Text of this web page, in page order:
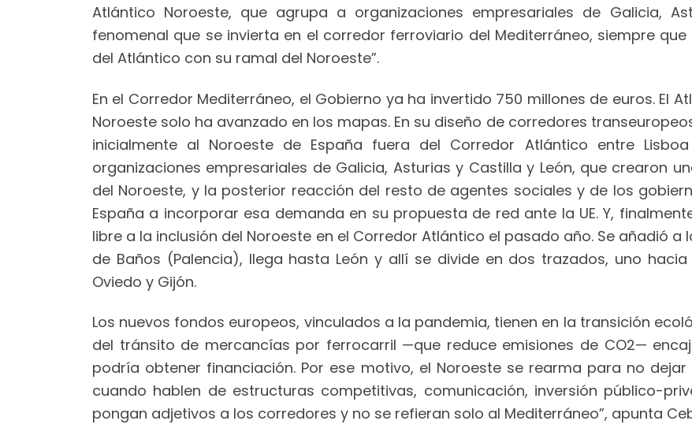
Atlántico Noroeste, que agrupa a organizaciones empresariales de Galicia,
fenomenal que se invierta en el corredor ferroviario del Mediterráneo, siempre
del Atlántico con su ramal del Noroeste”.
En el Corredor Mediterráneo, el Gobierno ya ha invertido 750 millones de euros. El
Noroeste solo ha avanzado en los mapas. En su diseño de corredores
inicialmente al Noroeste de España fuera del Corredor Atlántico entre
organizaciones empresariales de Galicia, Asturias y Castilla y León, que crearon
del Noroeste, y la posterior reacción del resto de agentes sociales y de los
España a incorporar esa demanda en su propuesta de red ante la UE. Y,
libre a la inclusión del Noroeste en el Corredor Atlántico el pasado año. Se añadió
de Baños (Palencia), llega hasta León y allí se divide en dos trazados, uno
Oviedo y Gijón.
Los nuevos fondos europeos, vinculados a la pandemia, tienen en la transición
del tránsito de mercancías por ferrocarril —que reduce emisiones de CO2—
podría obtener financiación. Por ese motivo, el Noroeste se rearma para no
cuando hablen de estructuras competitivas, comunicación, inversión público-
pongan adjetivos a los corredores y no se refieran solo al Mediterráneo”, apunta